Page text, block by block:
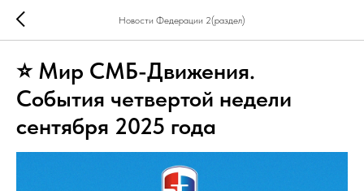
Новости Федерации 2(раздел)
⭐ Мир СМБ-Движения.
События четвертой недели
сентября 2025 года